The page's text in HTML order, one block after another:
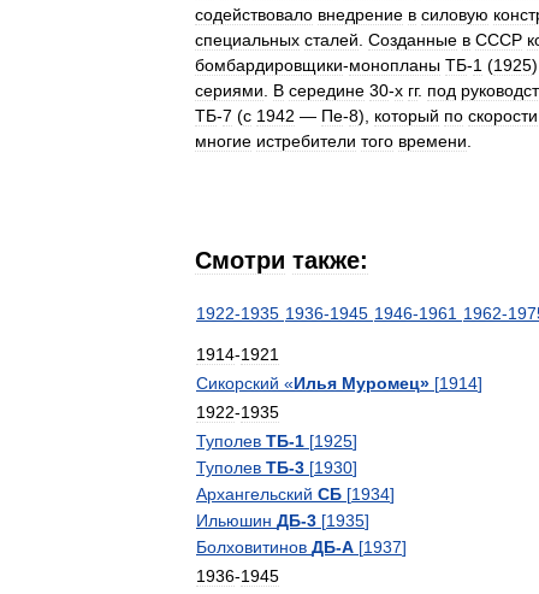
содействовало внедрение в силовую
специальных сталей Созданные в СССР
бомбардировщики-монопланы ТБ-1 (1925
сериями
В середине 30-х гг. под
ТБ-7 (с 1942 — Пе-8), который по скорости
многие истребители того времени
Смотри также:
1922-1935 1936-1945 1946-1961 1962-
1914-1921
Сикорский «Илья Муромец» [1914]
1922-1935
Туполев ТБ-1 [1925]
Туполев ТБ-3 [1930]
Архангельский СБ [1934]
Ильюшин ДБ-3 [1935]
Болховитинов ДБ-А [1937]
1936-1945